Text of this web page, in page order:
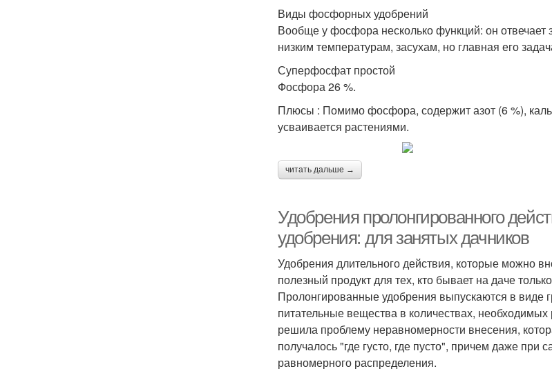
Виды фосфорных удобрений
Вообще у фосфора несколько функций: он отвечает
низким температурам, засухам, но главная его
Суперфосфат простой
Фосфора 26 %.
Плюсы : Помимо фосфора, содержит азот (6 %),
усваивается растениями.
читать дальше →
Удобрения пролонгированного
удобрения: для занятых дачников
Удобрения длительного действия, которые можно
полезный продукт для тех, кто бывает на даче
Пролонгированные удобрения выпускаются в
питательные вещества в количествах,
решила проблему неравномерности внесения,
получалось "где густо, где пусто", причем даже
равномерного распределения.